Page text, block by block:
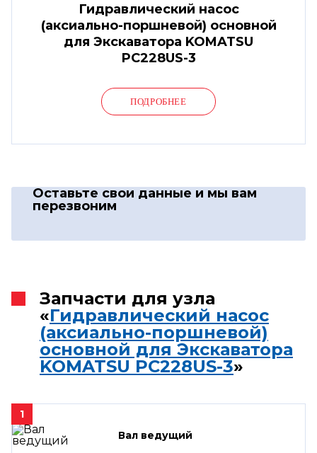
Гидравлический насос
(аксиально-поршневой) основной
для Экскаватора KOMATSU
PC228US-3
ПОДРОБНЕЕ
Оставьте свои данные и мы вам
перезвоним
Запчасти для узла
«Гидравлический насос
(аксиально-поршневой)
основной для Экскаватора
KOMATSU PC228US-3»
1
Вал ведущий